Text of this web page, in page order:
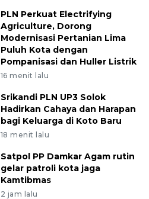
PLN Perkuat Electrifying
Agriculture, Dorong
Modernisasi Pertanian Lima
Puluh Kota dengan
Pompanisasi dan Huller Listrik
16 menit lalu
Srikandi PLN UP3 Solok
Hadirkan Cahaya dan Harapan
bagi Keluarga di Koto Baru
18 menit lalu
Satpol PP Damkar Agam rutin
gelar patroli kota jaga
Kamtibmas
2 jam lalu